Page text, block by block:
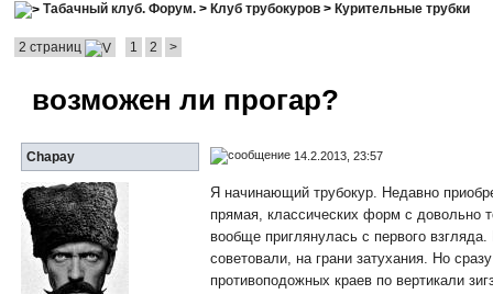
Табачный клуб. Форум. > Клуб трубокуров > Курительные трубки
2 страниц 1 2 >
возможен ли прогар?
Chapay 14.2.2013, 23:57
Я начинающий трубокур. Недавно
прямая, классических форм с довольно
вообще приглянулась с первого
советовали, на грани затухания. Но
противоподожных краев по вертикали